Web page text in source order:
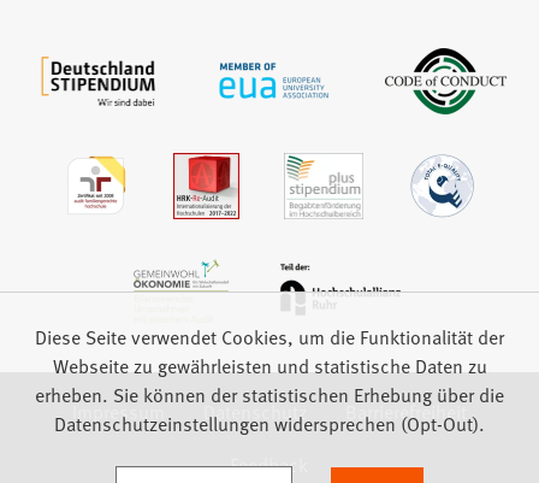
Impressum Datenschutz
Barrierefreiheit
Feedback
Diese Seite verwendet Cookies, um die Funktionalität der
Webseite zu gewährleisten und statistische Daten zu
erheben. Sie können der statistischen Erhebung über die
Datenschutzeinstellungen widersprechen (Opt-Out).